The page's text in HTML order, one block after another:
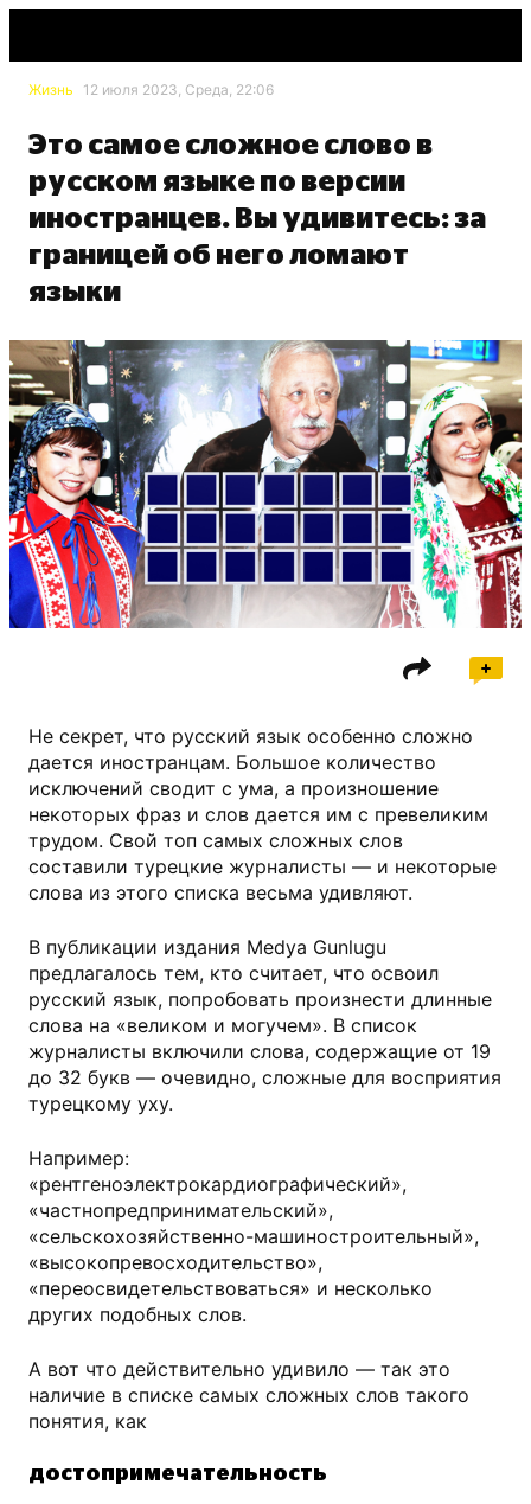
Жизнь 12 июля 2023, Среда, 22:06
Это самое сложное слово в
русском языке по версии
иностранцев. Вы удивитесь: за
границей об него ломают
языки
РИА Новости
Не секрет, что русский язык особенно сложно
дается иностранцам. Большое количество
исключений сводит с ума, а произношение
некоторых фраз и слов дается им с превеликим
трудом. Свой топ самых сложных слов
составили турецкие журналисты — и некоторые
слова из этого списка весьма удивляют.
В публикации издания Medya Gunlugu
предлагалось тем, кто считает, что освоил
русский язык, попробовать произнести длинные
слова на «великом и могучем». В список
журналисты включили слова, содержащие от 19
до 32 букв — очевидно, сложные для восприятия
турецкому уху.
Например:
«рентгеноэлектрокардиографический»,
«частнопредпринимательский»,
«сельскохозяйственно-машиностроительный»,
«высокопревосходительство»,
«переосвидетельствоваться» и несколько
других подобных слов.
А вот что действительно удивило — так это
наличие в списке самых сложных слов такого
понятия, как
достопримечательность